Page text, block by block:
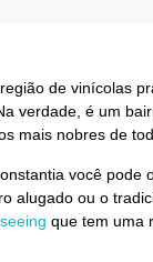
de vinícolas
verdade, é um
mais nobres de
você pode
alugado ou o
que tem uma